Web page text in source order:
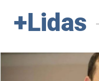
+Lidas